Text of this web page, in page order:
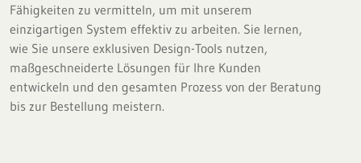
Fähigkeiten zu vermitteln, um mit unserem
einzigartigen System effektiv zu arbeiten. Sie lernen,
wie Sie unsere exklusiven Design-Tools nutzen,
maßgeschneiderte Lösungen für Ihre Kunden
entwickeln und den gesamten Prozess von der Beratung
bis zur Bestellung meistern.